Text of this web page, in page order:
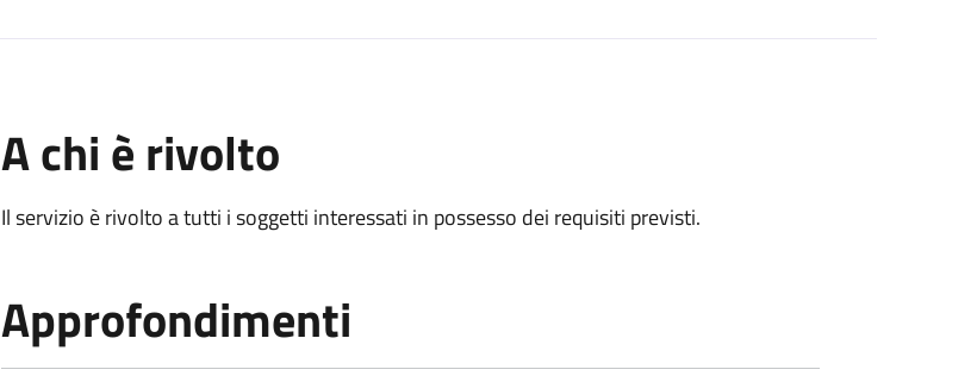
A chi è rivolto
Il servizio è rivolto a tutti i soggetti interessati in possesso dei requisiti previsti.
Approfondimenti